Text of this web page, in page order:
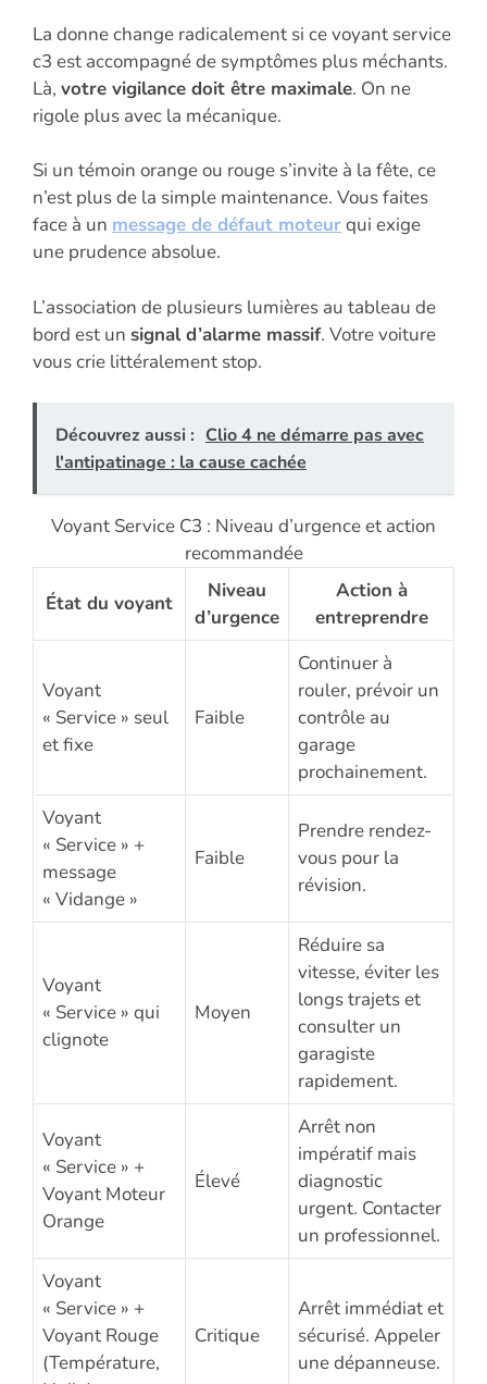
La donne change radicalement si ce voyant service
c3 est accompagné de symptômes plus méchants.
Là, votre vigilance doit être maximale. On ne
rigole plus avec la mécanique.
Si un témoin orange ou rouge s’invite à la fête, ce
n’est plus de la simple maintenance. Vous faites
face à un message de défaut moteurqui exige
une prudence absolue.
L’association de plusieurs lumières au tableau de
bord est un signal d’alarme massif. Votre voiture
vous crie littéralement stop.
Découvrez aussi : Clio 4 ne démarre pas avec
l'antipatinage : la cause cachée
Voyant Service C3 : Niveau d’urgence et action
recommandée
État du voyant
Niveau
d’urgence
Action à
entreprendre
Voyant
« Service » seul
et fixe
Faible
Continuer à
rouler, prévoir un
contrôle au
garage
prochainement.
Voyant
« Service » +
message
« Vidange »
Faible
Prendre rendez-
vous pour la
révision.
Voyant
« Service » qui
clignote
Moyen
Réduire sa
vitesse, éviter les
longs trajets et
consulter un
garagiste
rapidement.
Voyant
« Service » +
Voyant Moteur
Orange
Élevé
Arrêt non
impératif mais
diagnostic
urgent. Contacter
un professionnel.
Voyant
« Service » +
Voyant Rouge
(Température,
Critique
Arrêt immédiat et
sécurisé. Appeler
une dépanneuse.